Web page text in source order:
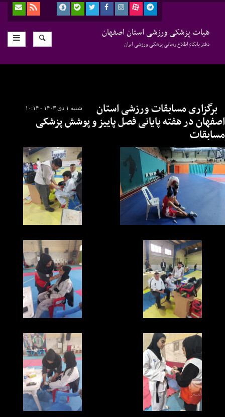
هیات پزشکی ورزشی استان اصفهان
دفتر پایگاه اطلاع رسانی پزشکی ورزشی ایران
شنبه ۱ دی ۱۴۰۳ - ۱۰:۱۴ برگزاری مسابقات ورزشی استان
اصفهان در هفته پایانی فصل پاییز و پوشش پزشکی
مسابقات